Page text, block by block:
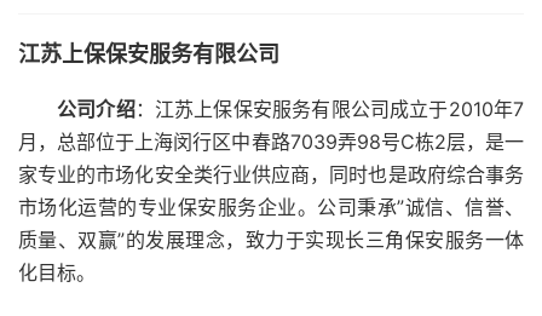
江苏上保保安服务有限公司
公司介绍：江苏上保保安服务有限公司成立于2010年7
月，总部位于上海闵行区中春路7039弄98号C栋2层，是一
家专业的市场化安全类行业供应商，同时也是政府综合事务
市场化运营的专业保安服务企业。公司秉承”诚信、信誉、
质量、双赢”的发展理念，致力于实现长三角保安服务一体
化目标。